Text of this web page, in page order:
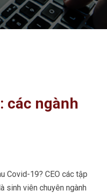
các ngành
Covid-19? CEO các tập
sinh viên chuyên ngành